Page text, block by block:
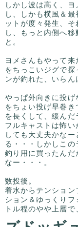
しかし波は高く、
し、しかも横風＆
ットが度々発生、
し、もっと内側へ
と。
ヨメさんもやって
をちっこいジグで
ンが釣れた、いらん
やっぱ外向きに投
をちょい投げ早巻
を長くして、緩んだ
フルキャストは怖
しても大丈夫かな
る・・・しかしこ
釣り用に買ったんだ
なー・・・。
数投後。
着水からテンション
ション＆ゆっくり
トル程のやや上層で